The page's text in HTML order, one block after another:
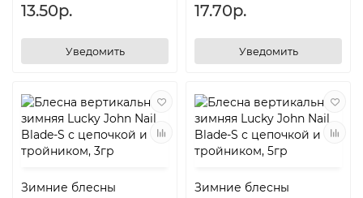
13.50р.
Уведомить
17.70р.
Уведомить
Зимние блесны
Зимние блесны